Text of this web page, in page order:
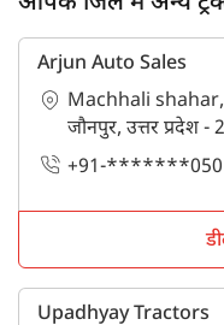
Arjun Auto Sales
Machhali
जौनपुर, उत्तर प्रदेश -
+91-*******050
Upadhyay Tractors